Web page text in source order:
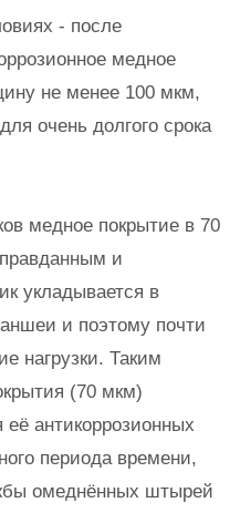
- после
медное
не менее 100 мкм,
очень долгого срока
медное покрытие в 70
и
укладывается в
и поэтому почти
нагрузки. Таким
(70 мкм)
антикоррозионных
периода времени,
омеднённых штырей